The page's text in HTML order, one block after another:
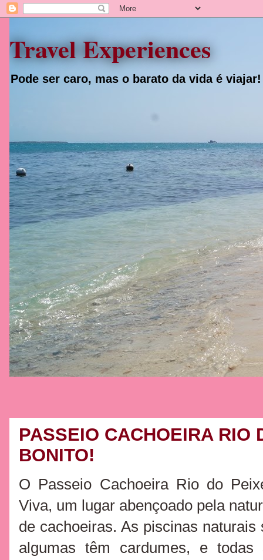
Travel Experiences
Pode ser caro, mas o barato da vida é viajar!
PASSEIO CACHOEIRA RIO
BONITO!
O Passeio Cachoeira Rio do
Viva, um lugar abençoado pela
de cachoeiras. As piscinas
algumas têm cardumes, e